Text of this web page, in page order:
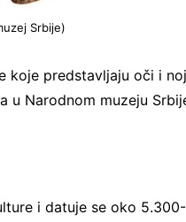
Srbije)
koje predstavljaju oči i
u Narodnom muzeju
i datuje se oko 5.300-
arheologije